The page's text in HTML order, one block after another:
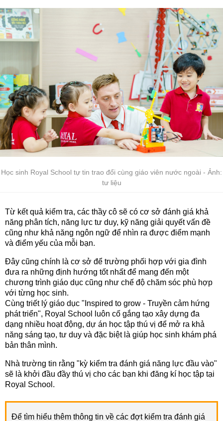
Học sinh Royal School tự tin trao đổi cùng giáo viên nước ngoài - Ảnh:
tư liệu
Từ kết quả kiểm tra, các thầy cô sẽ có cơ sở đánh giá khả
năng phân tích, năng lực tư duy, kỹ năng giải quyết vấn đề
cũng như khả năng ngôn ngữ để nhìn ra được điểm mạnh
và điểm yếu của mỗi bạn.
Đây cũng chính là cơ sở để trường phối hợp với gia đình
đưa ra những định hướng tốt nhất để mang đến một
chương trình giáo dục cũng như chế độ chăm sóc phù hợp
với từng học sinh.
Cùng triết lý giáo dục "Inspired to grow - Truyền cảm hứng
phát triển", Royal School luôn cố gắng tạo xây dựng đa
dạng nhiều hoạt động, dự án học tập thú vị để mở ra khả
năng sáng tạo, tư duy và đặc biệt là giúp học sinh khám phá
bản thân mình.
Nhà trường tin rằng "kỳ kiểm tra đánh giá năng lực đầu vào"
sẽ là khởi đầu đầy thú vị cho các bạn khi đăng kí học tập tại
Royal School.
Để tìm hiểu thêm thông tin về các đợt kiểm tra đánh giá